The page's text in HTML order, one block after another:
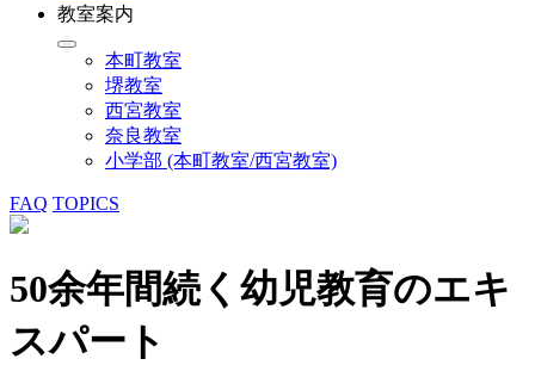
教室案内
本町教室
堺教室
西宮教室
奈良教室
小学部 (本町教室/西宮教室)
FAQ TOPICS
50余年間続く幼児教育のエキ
スパート